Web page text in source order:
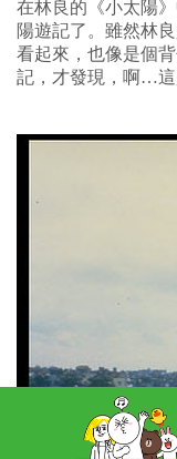
在林良的《小太陽
陽遊記了。雖然林
看起來，也像是個
記，才發現，啊…這